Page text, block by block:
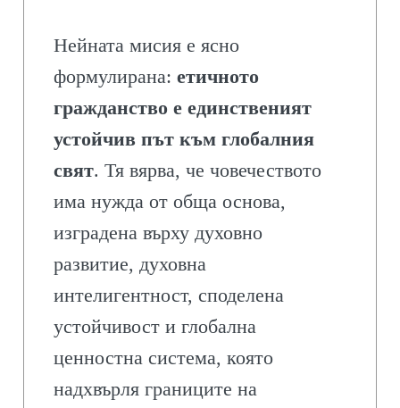
Нейната мисия е ясно
формулирана:етичното
гражданство е единственият
устойчив път към глобалния
свят. Тя вярва, че човечеството
има нужда от обща основа,
изградена върху духовно
развитие, духовна
интелигентност, споделена
устойчивост и глобална
ценностна система, която
надхвърля границите на